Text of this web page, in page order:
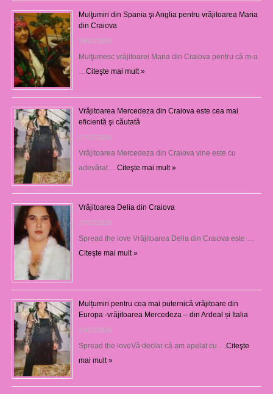
Mulţumiri din Spania şi Anglia pentru vrăjitoarea Maria
din Craiova
28/07/2026
Mulţumesc vrăjitoarei Maria din Craiova pentru că m-a
…Citeşte mai mult »
Vrăjitoarea Mercedeza din Craiova este cea mai
eficientă şi căutată
27/07/2026
Vrăjitoarea Mercedeza din Craiova vine este cu
adevărat …Citeşte mai mult »
Vrăjitoarea Delia din Craiova
27/07/2026
Spread the love Vrăjitoarea Delia din Craiova este …
Citeşte mai mult »
Mulțumiri pentru cea mai puternică vrăjitoare din
Europa -vrăjitoarea Mercedeza – din Ardeal și Italia
23/07/2026
Spread the loveVă declar că am apelat cu …Citeşte
mai mult »